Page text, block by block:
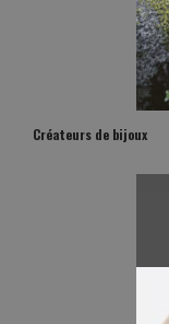
Créateurs de bijoux